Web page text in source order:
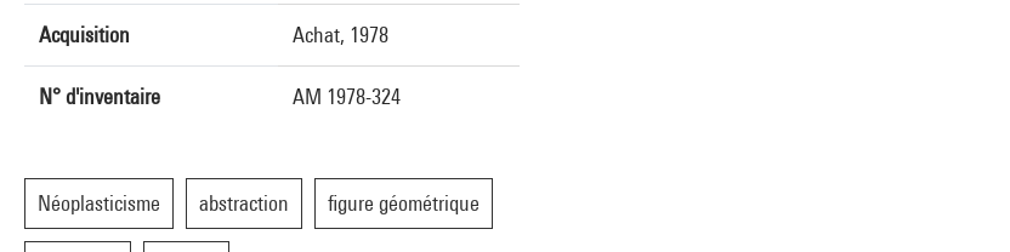
Acquisition Achat, 1978
N° d'inventaire AM 1978-324
Néoplasticisme abstraction figure géométrique